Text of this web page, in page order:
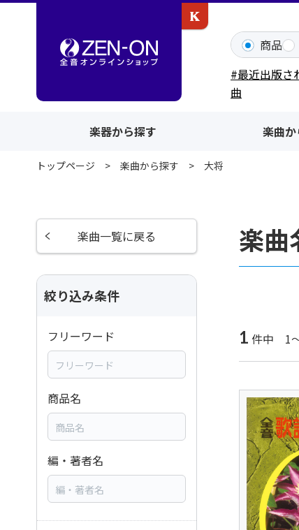
商品
#最近出版さ
曲
楽器から探す 楽曲
トップページ 楽曲から探す 大将
楽
1 件中 1
楽曲一覧に戻る
絞り込み条件
フリーワード
商品名
編・著者名